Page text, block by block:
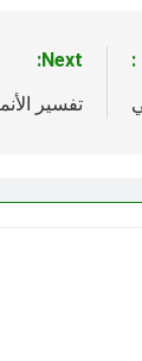
Next:
تفسير